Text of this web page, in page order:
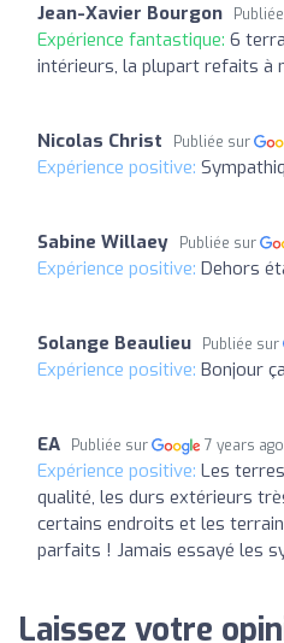
Jean-Xavier Bourgon
Expérience fantastique: 6
intérieurs, la plupart refaits à
Nicolas Christ Publiée sur
Expérience positive:
Sabine Willaey Publiée sur
Expérience positive: Dehors
Solange Beaulieu Publiée sur
Expérience positive: Bonjour
EA Publiée sur 7 years ago
Expérience positive: Les
qualité, les durs extérieurs
certains endroits et les
parfaits ! Jamais essayé les
Laissez votre